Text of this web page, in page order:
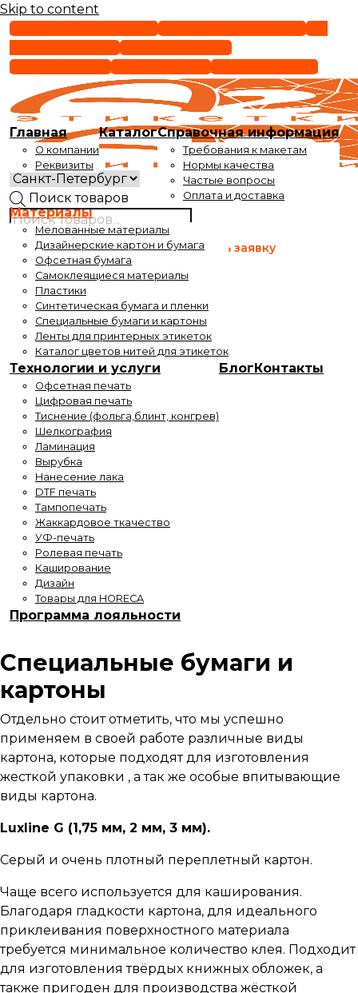
Skip to content
СПБ +7(812) 495-92-29
МСК +7(495) 215-25-87
РФ
order@epigraf.ru
(812) 495-92-29
(495) 215-25-87 8(800) 301-91-29
Поиск товаров
Время работы
с 9 до 17-30
Время выдачи заказов
с 10 до 17-30
Оставить заявку
Главная
О компании
Реквизиты
КаталогСправочная информация
Требования к макетам
Нормы качества
Частые вопросы
Оплата и доставка
Материалы
Мелованные материалы
Дизайнерские картон и бумага
Офсетная бумага
Самоклеящиеся материалы
Пластики
Синтетическая бумага и пленки
Специальные бумаги и картоны
Ленты для принтерных этикеток
Каталог цветов нитей для этикеток
Технологии и услуги
Офсетная печать
Цифровая печать
Тиснение (фольга,блинт, конгрев)
Шелкография
Ламинация
Вырубка
Нанесение лака
DTF печать
Тампопечать
Жаккардовое ткачество
УФ-печать
Ролевая печать
Каширование
Дизайн
Товары для HORECA
БлогКонтакты
Программа лояльности
Специальные бумаги и
картоны
Отдельно стоит отметить, что мы успешно
применяем в своей работе различные виды
картона, которые подходят для изготовления
жесткой упаковки , а так же особые впитывающие
виды картона.
Luxline G (1,75 мм, 2 мм, 3 мм).
Серый и очень плотный переплетный картон.
Чаще всего используется для каширования.
Благодаря гладкости картона, для идеального
приклеивания поверхностного материала
требуется минимальное количество клея. Подходит
для изготовления твёрдых книжных обложек, а
также пригоден для производства жёсткой